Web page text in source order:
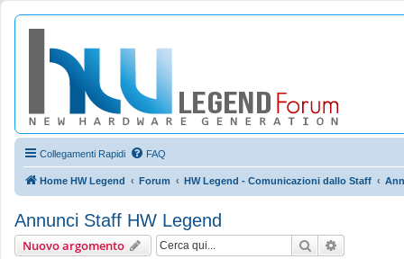
Collegamenti Rapidi FAQ
Home HW Legend Forum HW Legend - Comunicazioni dallo Staff
Annunci Staff HW Legend
Nuovo argomento Cerca